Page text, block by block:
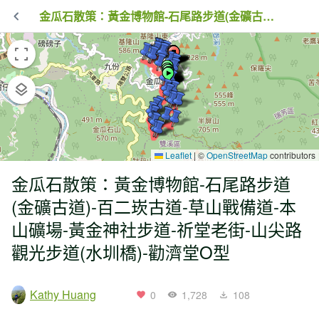
金瓜石散策：黃金博物館-石尾路步道(金礦古道)-百二崁古道-草山戰備道-本山礦場-黃金神社步道-祈堂老街-山尖路觀光步道(水圳橋)-勸濟堂O型
Leaflet |©OpenStreetMapcontributors
金瓜石散策：黃金博物館-石尾路步道
(金礦古道)-百二崁古道-草山戰備道-本
山礦場-黃金神社步道-祈堂老街-山尖路
觀光步道(水圳橋)-勸濟堂O型
Kathy Huang 0 1,728 108